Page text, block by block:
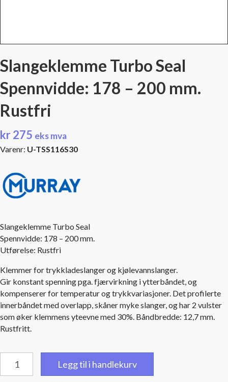
Slangeklemme Turbo Seal
Spennvidde: 178 – 200 mm.
Rustfri
kr275 eks mva
Varenr: U-TSS116S30
Slangeklemme Turbo Seal
Spennvidde: 178 – 200 mm.
Utførelse: Rustfri
Klemmer for trykkladeslanger og kjølevannslanger.
Gir konstant spenning pga. fjærvirkning i ytterbåndet, og
kompenserer for temperatur og trykkvariasjoner. Det profilerte
innerbåndet med overlapp, skåner myke slanger, og har 2 vulster
som øker klemmens yteevne med 30%. Båndbredde: 12,7 mm.
Rustfritt.
Turbo
Legg til i handlekurv